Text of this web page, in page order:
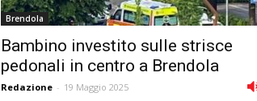
Brendola
Bambino investito sulle strisce
pedonali in centro a Brendola
Redazione - 19 Maggio 2025